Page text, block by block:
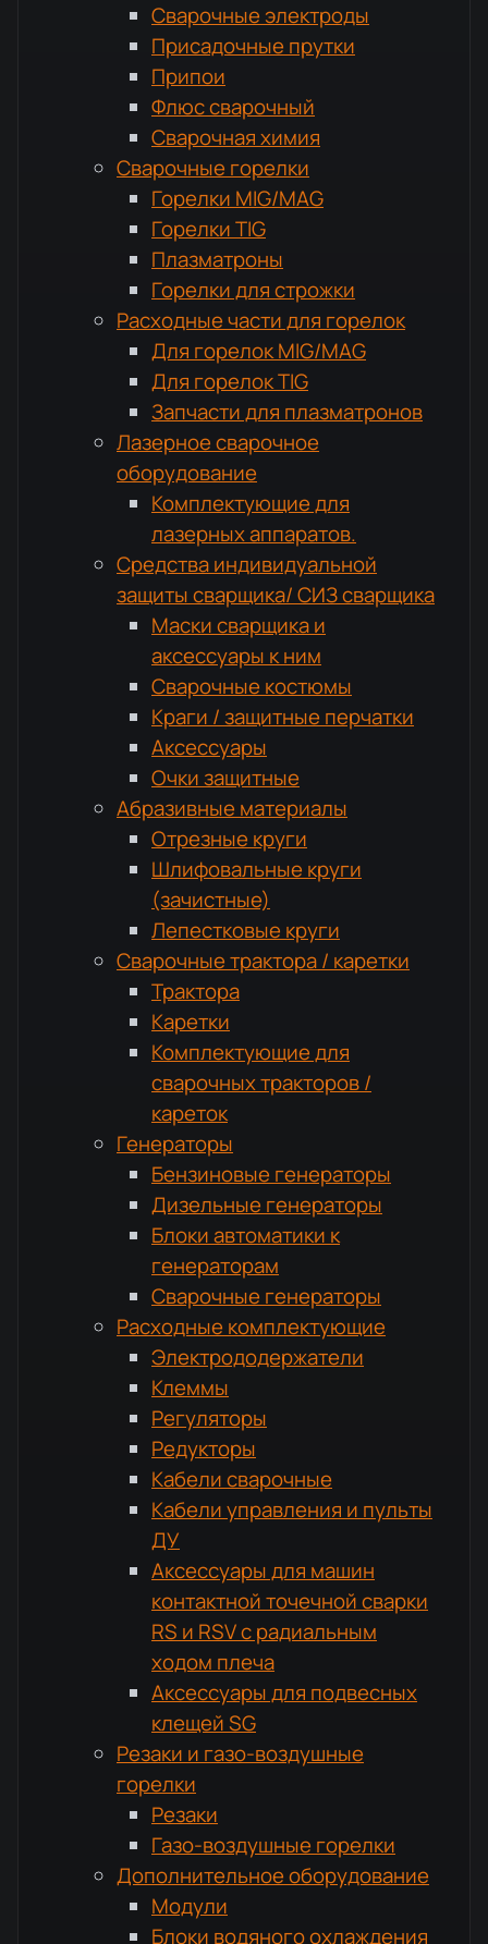
Сварочные электроды
Присадочные прутки
Припои
Флюс сварочный
Сварочная химия
Сварочные горелки
Горелки MIG/MAG
Горелки TIG
Плазматроны
Горелки для строжки
Расходные части для горелок
Для горелок MIG/MAG
Для горелок TIG
Запчасти для плазматронов
Лазерное сварочное
оборудование
Комплектующие для
лазерных аппаратов.
Средства индивидуальной
защиты сварщика/ СИЗ сварщика
Маски сварщика и
аксессуары к ним
Сварочные костюмы
Краги / защитные перчатки
Аксессуары
Очки защитные
Абразивные материалы
Отрезные круги
Шлифовальные круги
(зачистные)
Лепестковые круги
Сварочные трактора / каретки
Трактора
Каретки
Комплектующие для
сварочных тракторов /
кареток
Генераторы
Бензиновые генераторы
Дизельные генераторы
Блоки автоматики к
генераторам
Сварочные генераторы
Расходные комплектующие
Электрододержатели
Клеммы
Регуляторы
Редукторы
Кабели сварочные
Кабели управления и пульты
ДУ
Аксессуары для машин
контактной точечной сварки
RS и RSV с радиальным
ходом плеча
Аксессуары для подвесных
клещей SG
Резаки и газо-воздушные
горелки
Резаки
Газо-воздушные горелки
Дополнительное оборудование
Модули
Блоки водяного охлаждения